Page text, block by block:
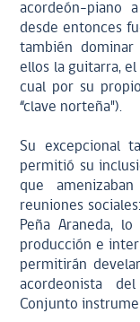
acordeón-piano
desde entonces
también dominar
ellos la guitarra,
cual por su
“clave norteña").
Su excepcional
permitió su
que
reuniones
Peña Araneda,
producción e
permitirán
acordeonista
Conjunto